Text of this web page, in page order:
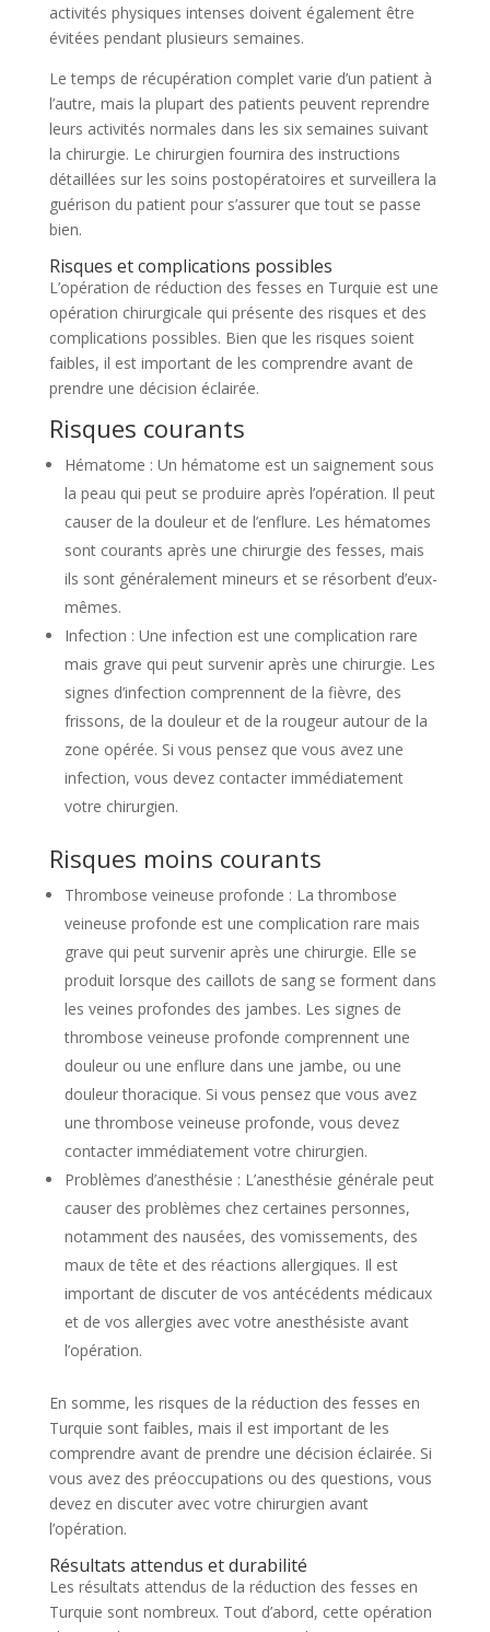
activités physiques intenses doivent également être
évitées pendant plusieurs semaines.
Le temps de récupération complet varie d’un patient à
l’autre, mais la plupart des patients peuvent reprendre
leurs activités normales dans les six semaines suivant
la chirurgie. Le chirurgien fournira des instructions
détaillées sur les soins postopératoires et surveillera la
guérison du patient pour s’assurer que tout se passe
bien.
Risques et complications possibles
L’opération de réduction des fesses en Turquie est une
opération chirurgicale qui présente des risques et des
complications possibles. Bien que les risques soient
faibles, il est important de les comprendre avant de
prendre une décision éclairée.
Risques courants
Hématome : Un hématome est un saignement sous
la peau qui peut se produire après l’opération. Il peut
causer de la douleur et de l’enflure. Les hématomes
sont courants après une chirurgie des fesses, mais
ils sont généralement mineurs et se résorbent d’eux-
mêmes.
Infection : Une infection est une complication rare
mais grave qui peut survenir après une chirurgie. Les
signes d’infection comprennent de la fièvre, des
frissons, de la douleur et de la rougeur autour de la
zone opérée. Si vous pensez que vous avez une
infection, vous devez contacter immédiatement
votre chirurgien.
Risques moins courants
Thrombose veineuse profonde : La thrombose
veineuse profonde est une complication rare mais
grave qui peut survenir après une chirurgie. Elle se
produit lorsque des caillots de sang se forment dans
les veines profondes des jambes. Les signes de
thrombose veineuse profonde comprennent une
douleur ou une enflure dans une jambe, ou une
douleur thoracique. Si vous pensez que vous avez
une thrombose veineuse profonde, vous devez
contacter immédiatement votre chirurgien.
Problèmes d’anesthésie : L’anesthésie générale peut
causer des problèmes chez certaines personnes,
notamment des nausées, des vomissements, des
maux de tête et des réactions allergiques. Il est
important de discuter de vos antécédents médicaux
et de vos allergies avec votre anesthésiste avant
l’opération.
En somme, les risques de la réduction des fesses en
Turquie sont faibles, mais il est important de les
comprendre avant de prendre une décision éclairée. Si
vous avez des préoccupations ou des questions, vous
devez en discuter avec votre chirurgien avant
l’opération.
Résultats attendus et durabilité
Les résultats attendus de la réduction des fesses en
Turquie sont nombreux. Tout d’abord, cette opération